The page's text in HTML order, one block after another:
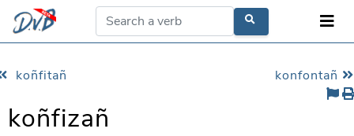
koñfitañ konfontañ
koñfizañ